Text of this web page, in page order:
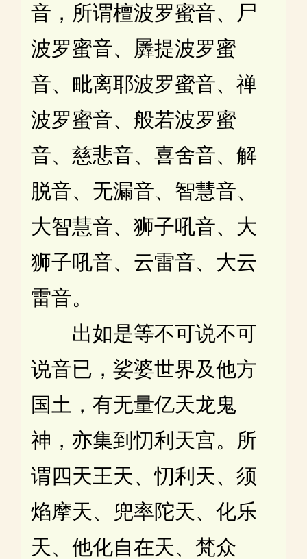
音，所谓檀波罗蜜音、尸
波罗蜜音、羼提波罗蜜
音、毗离耶波罗蜜音、禅
波罗蜜音、般若波罗蜜
音、慈悲音、喜舍音、解
脱音、无漏音、智慧音、
大智慧音、狮子吼音、大
狮子吼音、云雷音、大云
雷音。
出如是等不可说不可
说音已，娑婆世界及他方
国土，有无量亿天龙鬼
神，亦集到忉利天宫。所
谓四天王天、忉利天、须
焰摩天、兜率陀天、化乐
天、他化自在天、梵众